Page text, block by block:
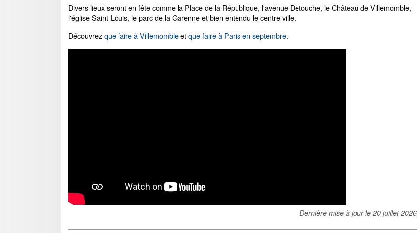
Divers lieux seront en fête comme la Place de la République, l'avenue Detouche, le Château de Villemomble,
l'église Saint-Louis, le parc de la Garenne et bien entendu le centre ville.
Découvrezque faire à Villemombleetque faire à Paris en septembre.
Dernière mise à jour le 20 juillet 2026